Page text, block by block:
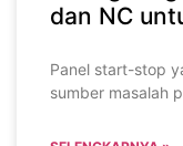
dan NC
Panel start-stop
sumber masalah